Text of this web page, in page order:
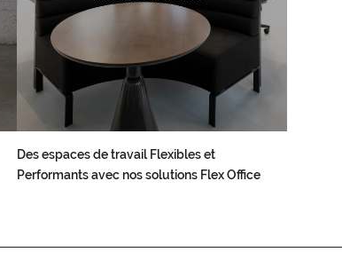
Des espaces de travail Flexibles et
Performants avec nos solutions Flex Office